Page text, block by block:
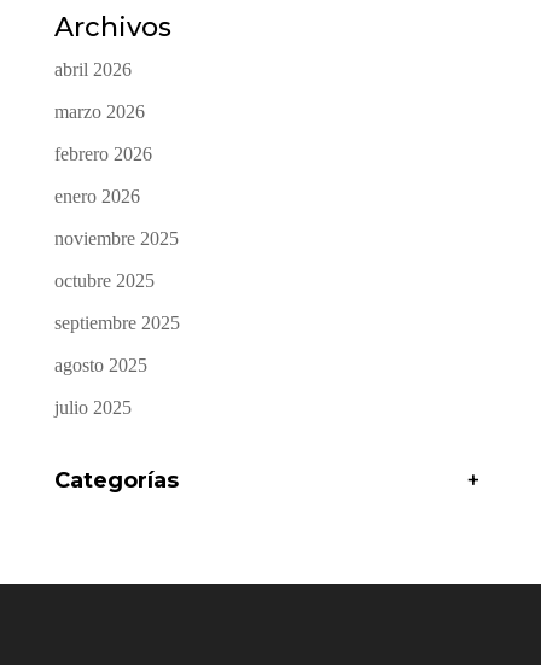
Archivos
abril 2026
marzo 2026
febrero 2026
enero 2026
noviembre 2025
octubre 2025
septiembre 2025
agosto 2025
julio 2025
Categorías +